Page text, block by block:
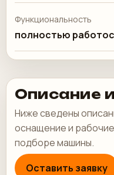
Функциональность
полностью
Описание
Ниже сведены
оснащение и
подборе машины.
Оставить заявку